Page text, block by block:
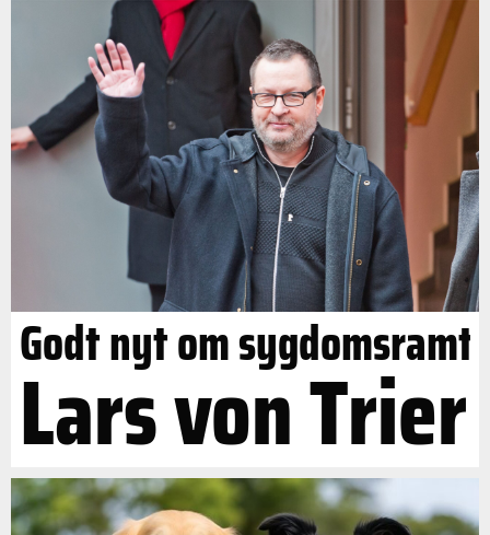
Godt nyt om sygdomsramt
Lars von Trier